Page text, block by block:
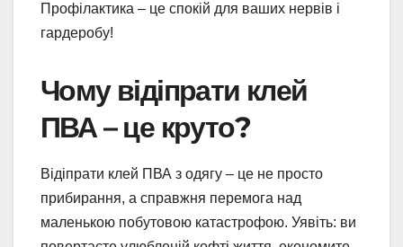
Профілактика – це спокій для ваших нервів і
гардеробу!
Чому відіпрати клей
ПВА – це круто?
Відіпрати клей ПВА з одягу – це не просто
прибирання, а справжня перемога над
маленькою побутовою катастрофою. Уявіть: ви